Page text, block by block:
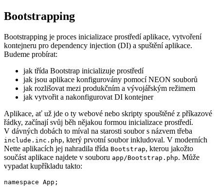
Bootstrapping
Bootstrapping je proces inicializace prostředí aplikace, vytvoření
kontejneru pro dependency injection (DI) a spuštění aplikace.
Budeme probírat:
jak třída Bootstrap inicializuje prostředí
jak jsou aplikace konfigurovány pomocí NEON souborů
jak rozlišovat mezi produkčním a vývojářským režimem
jak vytvořit a nakonfigurovat DI kontejner
Aplikace, ať už jde o ty webové nebo skripty spouštěné z příkazové
řádky, začínají svůj běh nějakou formou inicializace prostředí.
V dávných dobách to míval na starosti soubor s názvem třeba
include.inc.php, který prvotní soubor inkludoval. V moderních
Nette aplikacích jej nahradila třída Bootstrap, kterou jakožto
součást aplikace najdete v souboru app/Bootstrap.php. Může
vypadat kupříkladu takto:
namespace App;